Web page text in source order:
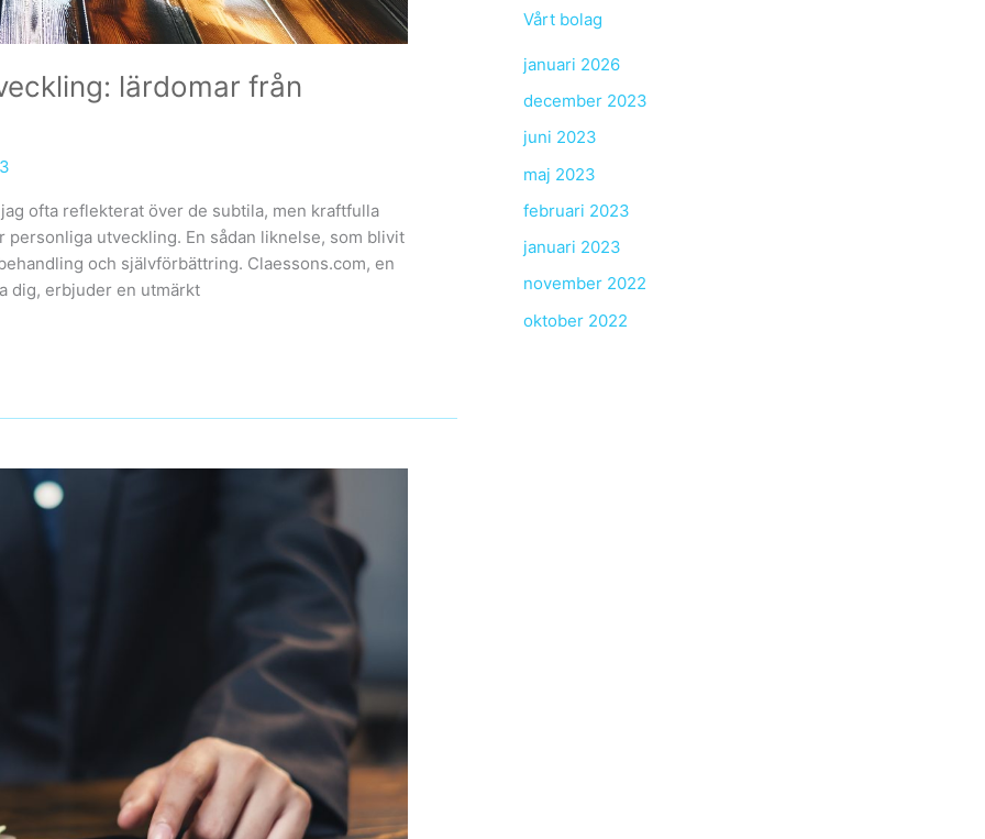
lärdomar från
ofta reflekterat över de subtila, men kraftfulla
utveckling. En sådan liknelse, som blivit
och självförbättring. Claessons.com, en
dig, erbjuder en utmärkt
Vårt bolag
januari 2026
december 2023
juni 2023
maj 2023
februari 2023
januari 2023
november 2022
oktober 2022